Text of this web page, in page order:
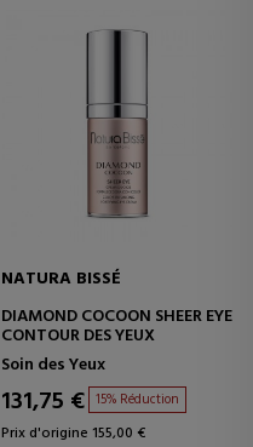
NATURA BISSÉ
DIAMOND COCOON SHEER EYE
CONTOUR DES YEUX
Soin des Yeux
131,75 € 15% Réduction
Prix d'origine 155,00 €